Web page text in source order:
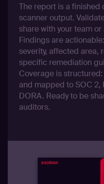
The report is a finished
scanner output.
share with your team or
Findings are
severity, affected area,
specific remediation
Coverage is
and mapped to SOC 2,
DORA. Ready to be
auditors.